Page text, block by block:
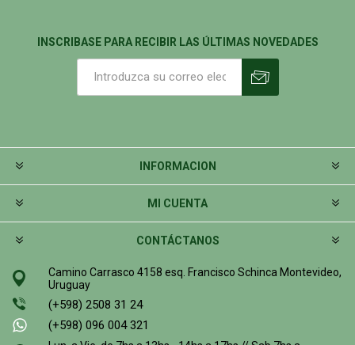
INSCRIBASE PARA RECIBIR LAS ÚLTIMAS NOVEDADES
INFORMACION
MI CUENTA
CONTÁCTANOS
Camino Carrasco 4158 esq. Francisco Schinca Montevideo,
Uruguay
(+598) 2508 31 24
(+598) 096 004 321